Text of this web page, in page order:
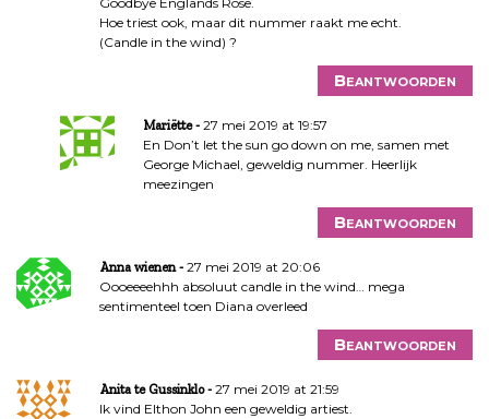
Hoe triest ook, maar dit nummer raakt me echt.
(Candle in the wind) ?
Beantwoorden
Mariëtte
27 mei 2019 at 19:57
En Don’t let the sun go down on me, samen met
George Michael, geweldig nummer. Heerlijk
meezingen
Beantwoorden
Anna wienen
27 mei 2019 at 20:06
Oooeeeehhh absoluut candle in the wind… mega
sentimenteel toen Diana overleed
Beantwoorden
Anita te Gussinklo
27 mei 2019 at 21:59
Ik vind Elthon John een geweldig artiest.